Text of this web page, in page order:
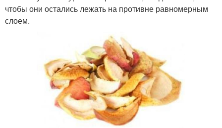
чтобы они остались лежать на противне равномерным
слоем.